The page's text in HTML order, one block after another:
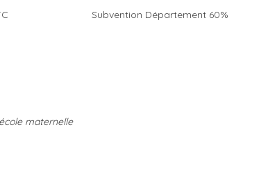
Subvention Département 60%
maternelle